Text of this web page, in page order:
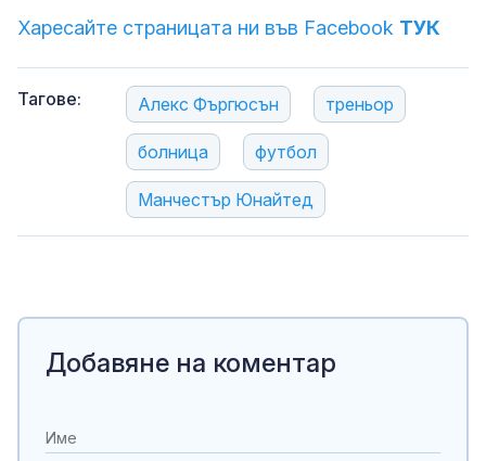
Харесайте страницата ни във Facebook ТУК
Тагове: Алекс Фъргюсън треньор
болница футбол
Манчестър Юнайтед
Добавяне на коментар